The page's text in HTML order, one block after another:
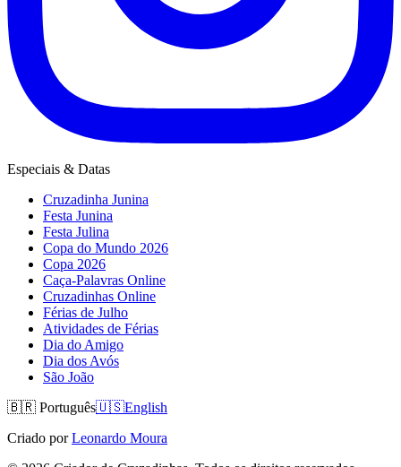
Especiais & Datas
Cruzadinha Junina
Festa Junina
Festa Julina
Copa do Mundo 2026
Copa 2026
Caça-Palavras Online
Cruzadinhas Online
Férias de Julho
Atividades de Férias
Dia do Amigo
Dia dos Avós
São João
🇧🇷 Português🇺🇸English
Criado por Leonardo Moura